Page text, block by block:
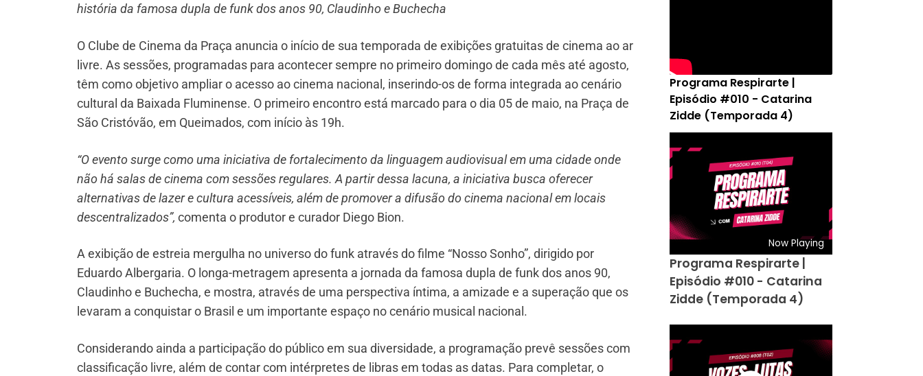
história da famosa dupla de funk dos anos 90, Claudinho e Buchecha
O Clube de Cinema da Praça anuncia o início de sua temporada de exibições gratuitas de cinema ao ar
livre. As sessões, programadas para acontecer sempre no primeiro domingo de cada mês até agosto,
têm como objetivo ampliar o acesso ao cinema nacional, inserindo-os de forma integrada ao cenário
cultural da Baixada Fluminense. O primeiro encontro está marcado para o dia 05 de maio, na Praça de
São Cristóvão, em Queimados, com início às 19h.
“O evento surge como uma iniciativa de fortalecimento da linguagem audiovisual em uma cidade onde
não há salas de cinema com sessões regulares. A partir dessa lacuna, a iniciativa busca oferecer
alternativas de lazer e cultura acessíveis, além de promover a difusão do cinema nacional em locais
descentralizados”, comenta o produtor e curador Diego Bion.
A exibição de estreia mergulha no universo do funk através do filme “Nosso Sonho”, dirigido por
Eduardo Albergaria. O longa-metragem apresenta a jornada da famosa dupla de funk dos anos 90,
Claudinho e Buchecha, e mostra, através de uma perspectiva íntima, a amizade e a superação que os
levaram a conquistar o Brasil e um importante espaço no cenário musical nacional.
Considerando ainda a participação do público em sua diversidade, a programação prevê sessões com
classificação livre, além de contar com intérpretes de libras em todas as datas. Para completar, o
Programa Respirarte |
Episódio #010 - Catarina
Zidde (Temporada 4)
Now Playing
Programa Respirarte |
Episódio #010 - Catarina
Zidde (Temporada 4)